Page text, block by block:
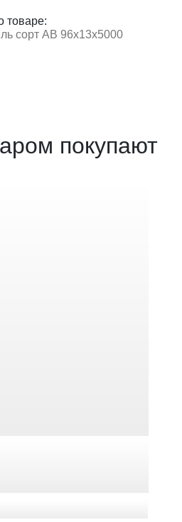
товаре:
сорт АВ 96x13x5000